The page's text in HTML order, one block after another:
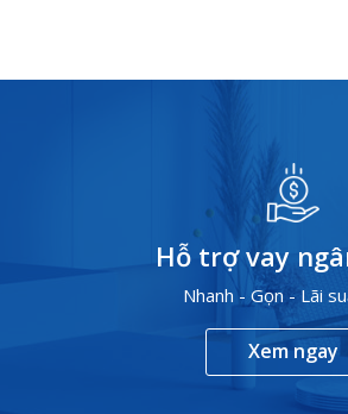
Hỗ trợ vay
Nhanh - Gọn - Lãi
Xem ngay